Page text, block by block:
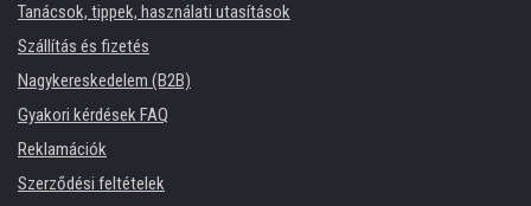
Tanácsok, tippek, használati utasítások
Szállítás és fizetés
Nagykereskedelem (B2B)
Gyakori kérdések FAQ
Reklamációk
Szerződési feltételek